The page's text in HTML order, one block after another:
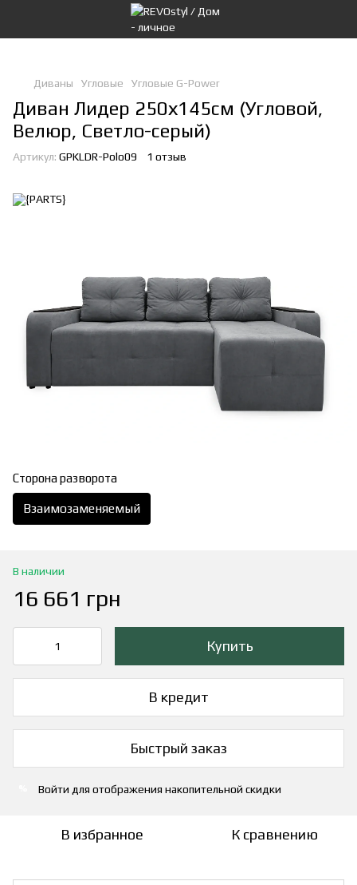
Диваны Угловые Угловые G-Power
Диван Лидер 250х145см (Угловой,
Велюр, Светло-серый)
Артикул: GPKLDR-Polo09 1 отзыв
Сторона разворота
Взаимозаменяемый
В наличии
16 661 грн
Купить
В кредит
Быстрый заказ
Войти для отображения накопительной скидки
В избранное К сравнению